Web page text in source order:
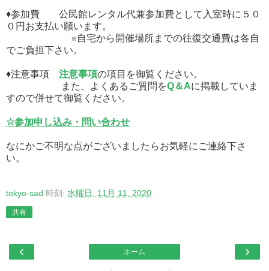
♦参加費 公民館レンタル代兼参加費として入室時に５０
０円お支払い願います。
※自宅から開催場所までの往復交通費は各自
でご負担下さい。
♦注意事項 注意事項の項目を御覧ください。
また、よくあるご質問をQ＆Aに掲載していま
すので併せて御覧ください。
☆参加申し込み・問い合わせ
なにかご不明な点がございましたらお気軽にご連絡下さ
い。
tokyo-sad 時刻: 水曜日, 11月 11, 2020
共有
‹ ›
ホーム